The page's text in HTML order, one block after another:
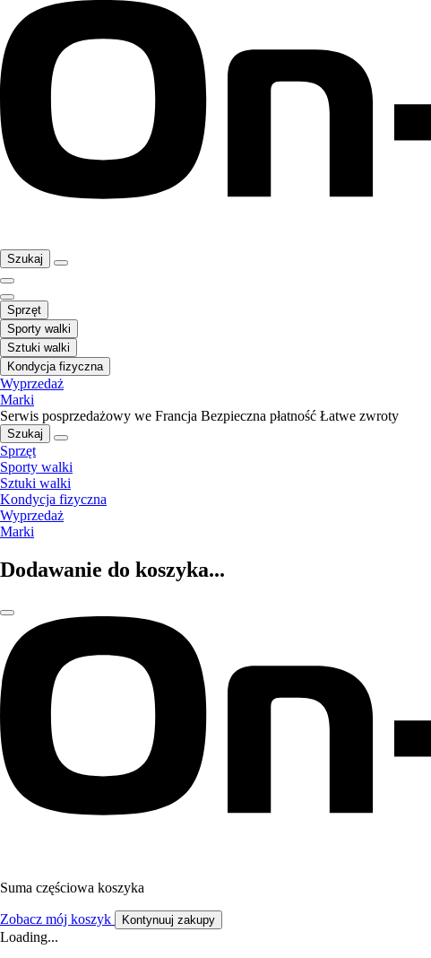
Szukaj
Sprzęt
Sporty walki
Sztuki walki
Kondycja fizyczna
Wyprzedaż
Marki
Serwis posprzedażowy we Francja Bezpieczna płatność Łatwe zwroty
Szukaj
Sprzęt
Sporty walki
Sztuki walki
Kondycja fizyczna
Wyprzedaż
Marki
Dodawanie do koszyka...
Suma częściowa koszyka
Zobacz mój koszyk Kontynuuj zakupy
Loading...